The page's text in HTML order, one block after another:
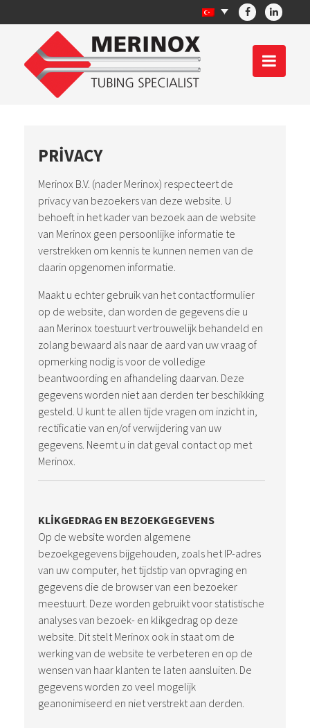
PRIVACY
Merinox B.V. (nader Merinox) respecteert de
privacy van bezoekers van deze website. U
behoeft in het kader van bezoek aan de website
van Merinox geen persoonlijke informatie te
verstrekken om kennis te kunnen nemen van de
daarin opgenomen informatie.
Maakt u echter gebruik van het contactformulier
op de website, dan worden de gegevens die u
aan Merinox toestuurt vertrouwelijk behandeld en
zolang bewaard als naar de aard van uw vraag of
opmerking nodig is voor de volledige
beantwoording en afhandeling daarvan. Deze
gegevens worden niet aan derden ter beschikking
gesteld. U kunt te allen tijde vragen om inzicht in,
rectificatie van en/of verwijdering van uw
gegevens. Neemt u in dat geval contact op met
Merinox.
KLIKGEDRAG EN BEZOEKGEGEVENS
Op de website worden algemene
bezoekgegevens bijgehouden, zoals het IP-adres
van uw computer, het tijdstip van opvraging en
gegevens die de browser van een bezoeker
meestuurt. Deze worden gebruikt voor statistische
analyses van bezoek- en klikgedrag op deze
website. Dit stelt Merinox ook in staat om de
werking van de website te verbeteren en op de
wensen van haar klanten te laten aansluiten. De
gegevens worden zo veel mogelijk
geanonimiseerd en niet verstrekt aan derden.